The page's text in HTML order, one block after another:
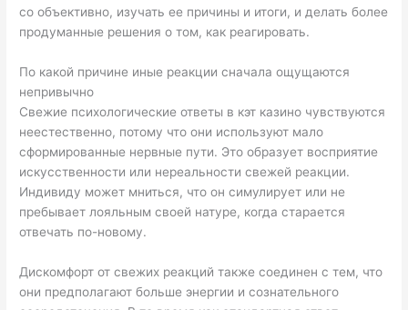
со объективно, изучать ее причины и итоги, и делать более
продуманные решения о том, как реагировать.
По какой причине иные реакции сначала ощущаются
непривычно
Свежие психологические ответы в кэт казино чувствуются
неестественно, потому что они используют мало
сформированные нервные пути. Это образует восприятие
искусственности или нереальности свежей реакции.
Индивиду может мниться, что он симулирует или не
пребывает лояльным своей натуре, когда старается
отвечать по-новому.
Дискомфорт от свежих реакций также соединен с тем, что
они предполагают больше энергии и сознательного